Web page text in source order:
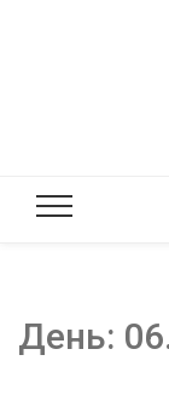
День: